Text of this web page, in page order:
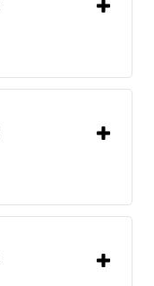
シ
温度調節器(温